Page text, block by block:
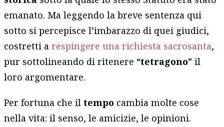
emanato. Ma leggendo la breve sentenza qui
sotto si percepisce l’imbarazzo di quei giudici,
costretti arespingere una richiesta sacrosanta,
pur sottolineando di ritenere “tetragono” il
loro argomentare.
Per fortuna che iltempo cambia molte cose
nella vita: il senso, le amicizie, le opinioni.